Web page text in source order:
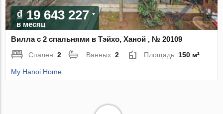
₫ 19 643 227
в месяц
Вилла с 2 спальнями в Тэйхо, Ханой , № 20109
Спален:2 Ванных:2 Площадь: 150 м²
My Hanoi Home